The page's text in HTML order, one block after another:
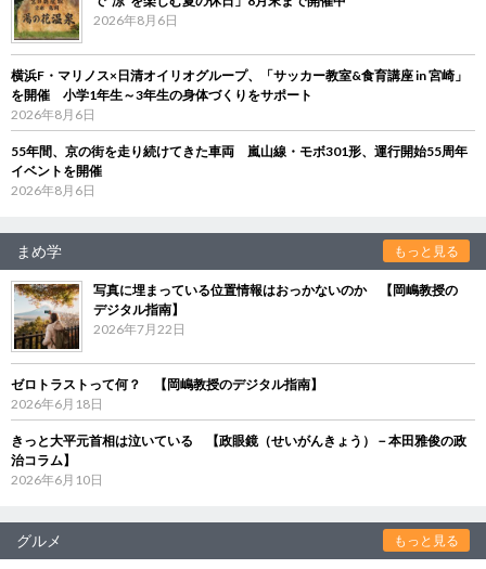
2026年8月6日
横浜F・マリノス×日清オイリオグループ、「サッカー教室&食育講座 in 宮崎」
を開催 小学1年生～3年生の身体づくりをサポート
2026年8月6日
55年間、京の街を走り続けてきた車両 嵐山線・モボ301形、運行開始55周年
イベントを開催
2026年8月6日
まめ学 もっと見る
写真に埋まっている位置情報はおっかないのか 【岡嶋教授の
デジタル指南】
2026年7月22日
ゼロトラストって何？ 【岡嶋教授のデジタル指南】
2026年6月18日
きっと大平元首相は泣いている 【政眼鏡（せいがんきょう）－本田雅俊の政
治コラム】
2026年6月10日
グルメ もっと見る